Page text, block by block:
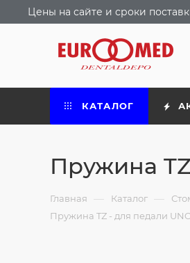
Цены на сайте и сроки
КАТАЛОГ
Пружина
Главная — Каталог —
Пружина TZ - для педали